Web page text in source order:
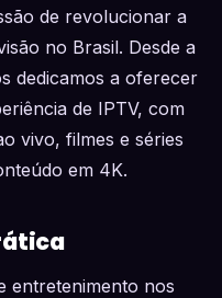
de revolucionar a
no Brasil. Desde a
dedicamos a oferecer
de IPTV, com
vivo, filmes e séries
em 4K.
entretenimento nos